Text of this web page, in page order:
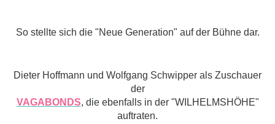
So stellte sich die "Neue Generation" auf der Bühne dar.
Dieter Hoffmann und Wolfgang Schwipper als Zuschauer
der
VAGABONDS, die ebenfalls in der "WILHELMSHÖHE"
auftraten.